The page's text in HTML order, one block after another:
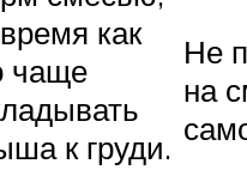
как
чаще
к груди.
Не
на